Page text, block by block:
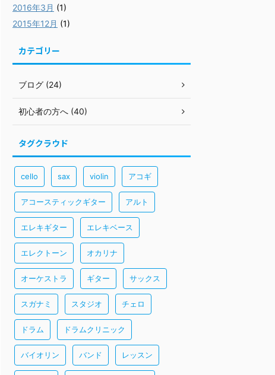
2016年3月 (1)
2015年12月 (1)
カテゴリー
ブログ (24)
初心者の方へ (40)
タグクラウド
cello sax violin アコギ
アコースティックギター アルト
エレキギター エレキベース
エレクトーン オカリナ
オーケストラ ギター サックス
スガナミ スタジオ チェロ
ドラム ドラムクリニック
バイオリン バンド レッスン